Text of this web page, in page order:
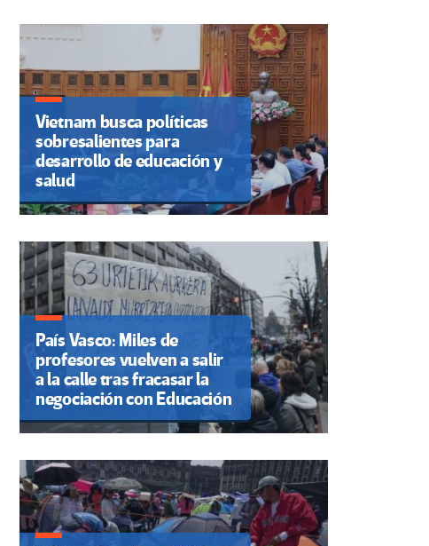
Vietnam busca políticas
sobresalientes para
desarrollo de educación y
salud
País Vasco: Miles de
profesores vuelven a salir
a la calle tras fracasar la
negociación con Educación